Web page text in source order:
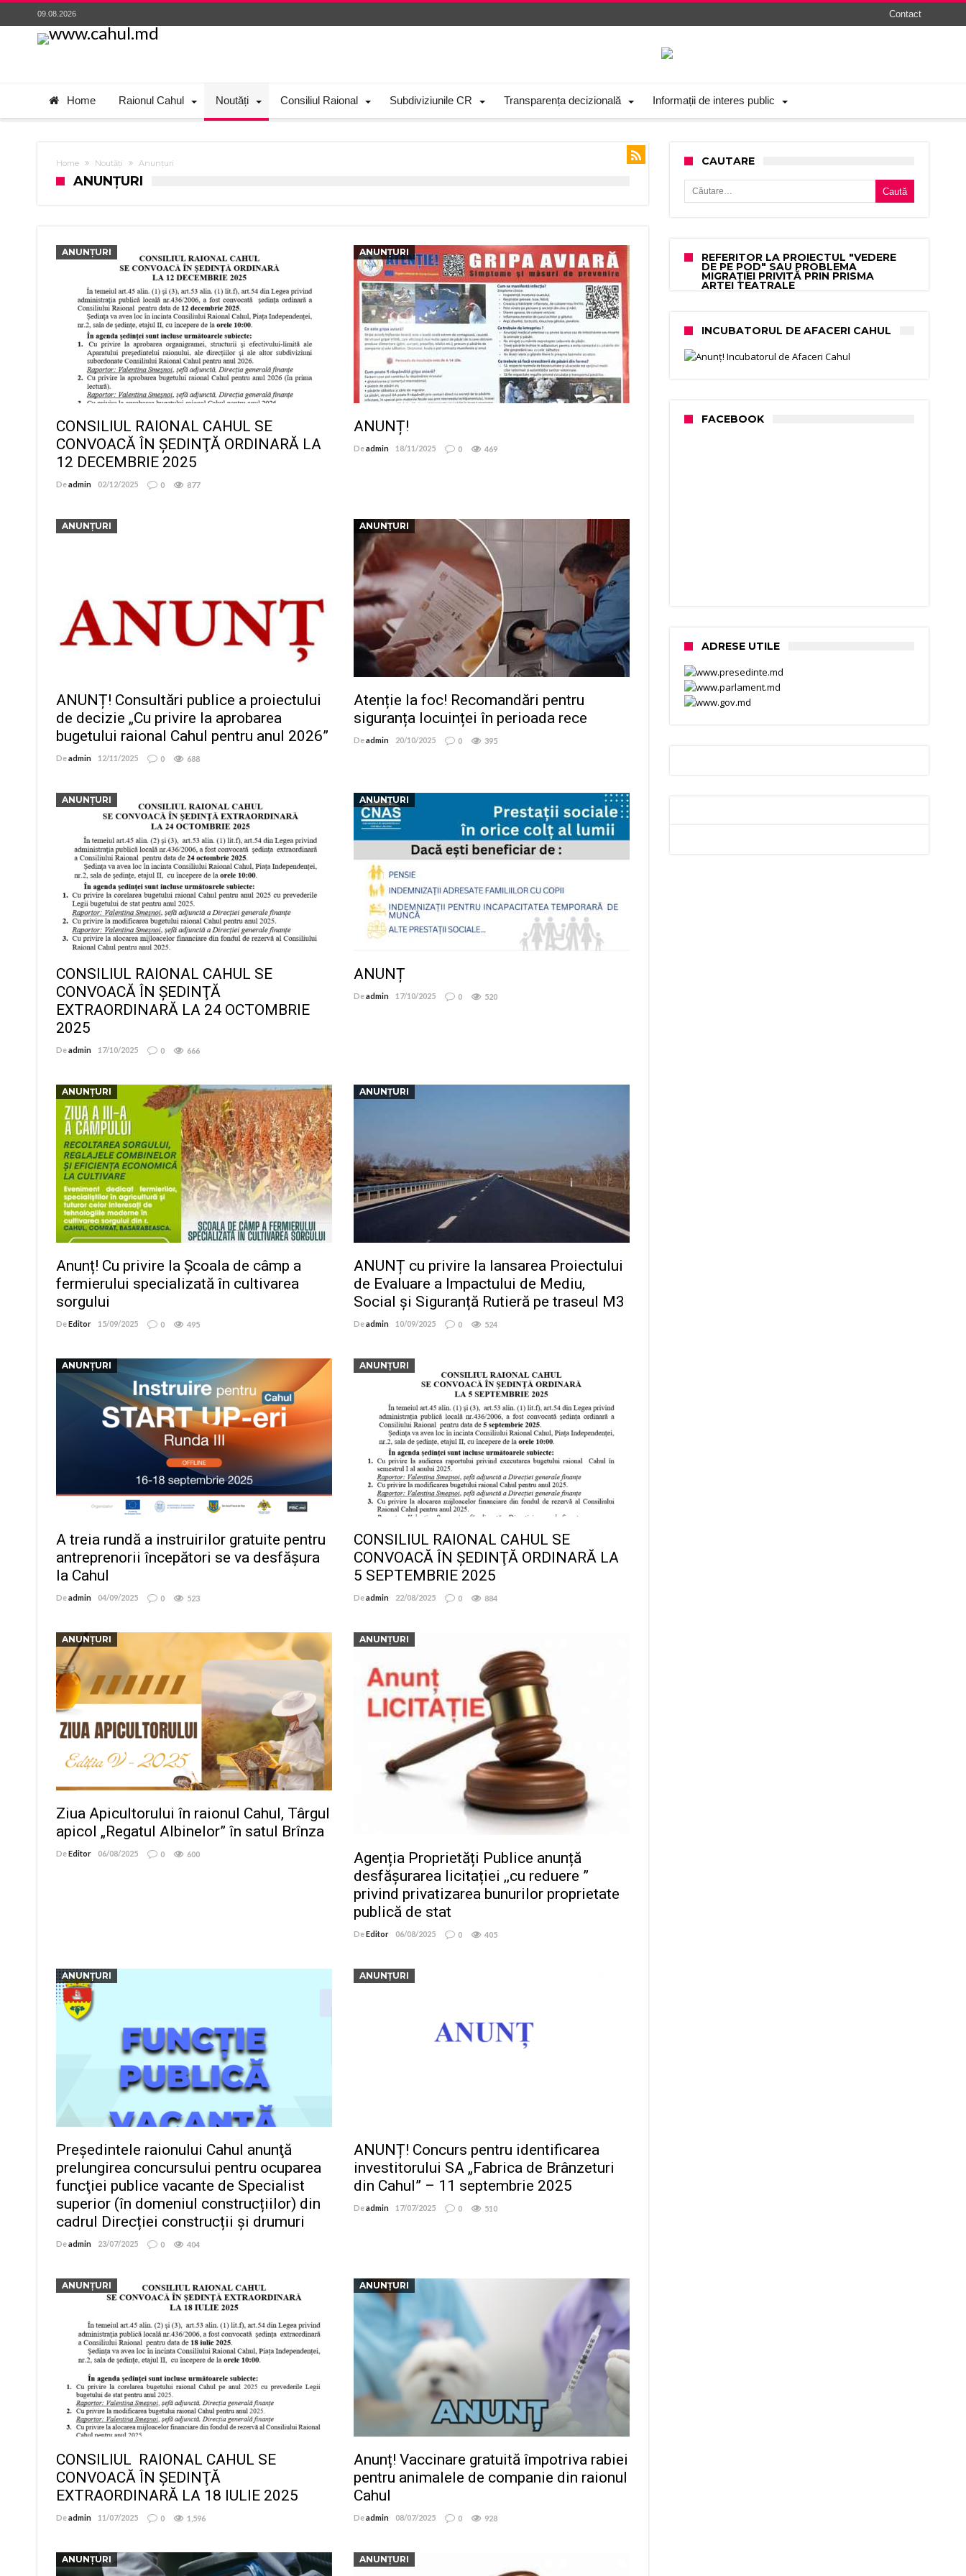
09.08.2026 Contact
Home Raionul Cahul Noutăți Consiliul Raional Subdiviziunile CR Transparența decizională Informații de interes public
Home Noutăți Anunțuri
ANUNȚURI
ANUNȚURI
CONSILIUL RAIONAL CAHUL SE
CONVOACĂ ÎN ŞEDINŢĂ ORDINARĂ LA
12 DECEMBRIE 2025
Deadmin 02/12/2025 0 877
ANUNȚURI
ANUNȚ!
Deadmin 18/11/2025 0 469
ANUNȚURI
ANUNȚ! Consultări publice a proiectului
de decizie „Cu privire la aprobarea
bugetului raional Cahul pentru anul 2026”
Deadmin 12/11/2025 0 688
ANUNȚURI
Atenție la foc! Recomandări pentru
siguranța locuinței în perioada rece
Deadmin 20/10/2025 0 395
ANUNȚURI
CONSILIUL RAIONAL CAHUL SE
CONVOACĂ ÎN ŞEDINŢĂ
EXTRAORDINARĂ LA 24 OCTOMBRIE
2025
Deadmin 17/10/2025 0 666
ANUNȚURI
ANUNȚ
Deadmin 17/10/2025 0 520
ANUNȚURI
Anunț! Cu privire la Școala de câmp a
fermierului specializată în cultivarea
sorgului
DeEditor 15/09/2025 0 495
ANUNȚURI
ANUNȚ cu privire la lansarea Proiectului
de Evaluare a Impactului de Mediu,
Social și Siguranță Rutieră pe traseul M3
Deadmin 10/09/2025 0 524
ANUNȚURI
A treia rundă a instruirilor gratuite pentru
antreprenorii începători se va desfășura
la Cahul
Deadmin 04/09/2025 0 523
ANUNȚURI
CONSILIUL RAIONAL CAHUL SE
CONVOACĂ ÎN ŞEDINŢĂ ORDINARĂ LA
5 SEPTEMBRIE 2025
Deadmin 22/08/2025 0 884
ANUNȚURI
Ziua Apicultorului în raionul Cahul, Târgul
apicol „Regatul Albinelor” în satul Brînza
DeEditor 06/08/2025 0 600
ANUNȚURI
Agenția Proprietăți Publice anunță
desfășurarea licitației ,,cu reduere ”
privind privatizarea bunurilor proprietate
publică de stat
DeEditor 06/08/2025 0 405
ANUNȚURI
Președintele raionului Cahul anunţă
prelungirea concursului pentru ocuparea
funcţiei publice vacante de Specialist
superior (în domeniul construcțiilor) din
cadrul Direcției construcții și drumuri
Deadmin 23/07/2025 0 404
ANUNȚURI
ANUNȚ! Concurs pentru identificarea
investitorului SA „Fabrica de Brânzeturi
din Cahul” – 11 septembrie 2025
Deadmin 17/07/2025 0 510
ANUNȚURI
CONSILIUL RAIONAL CAHUL SE
CONVOACĂ ÎN ŞEDINŢĂ
EXTRAORDINARĂ LA 18 IULIE 2025
Deadmin 11/07/2025 0 1,596
ANUNȚURI
Anunț! Vaccinare gratuită împotriva rabiei
pentru animalele de companie din raionul
Cahul
Deadmin 08/07/2025 0 928
ANUNȚURI ANUNȚURI
CAUTARE
Caută după:
REFERITOR LA PROIECTUL "VEDERE
DE PE POD" SAU PROBLEMA
MIGRAȚIEI PRIVITĂ PRIN PRISMA
ARTEI TEATRALE
INCUBATORUL DE AFACERI CAHUL
FACEBOOK
ADRESE UTILE